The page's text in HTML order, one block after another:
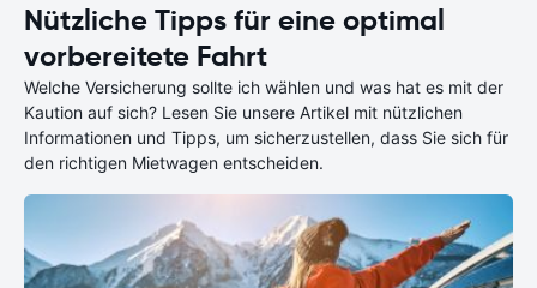
Nützliche Tipps für eine optimal
vorbereitete Fahrt
Welche Versicherung sollte ich wählen und was hat es mit der
Kaution auf sich? Lesen Sie unsere Artikel mit nützlichen
Informationen und Tipps, um sicherzustellen, dass Sie sich für
den richtigen Mietwagen entscheiden.